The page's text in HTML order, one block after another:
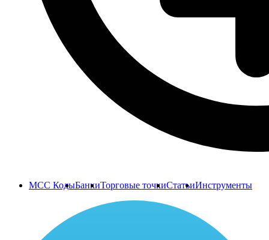
MCC КодыБанкиТорговые точкиСтатьиИнструменты